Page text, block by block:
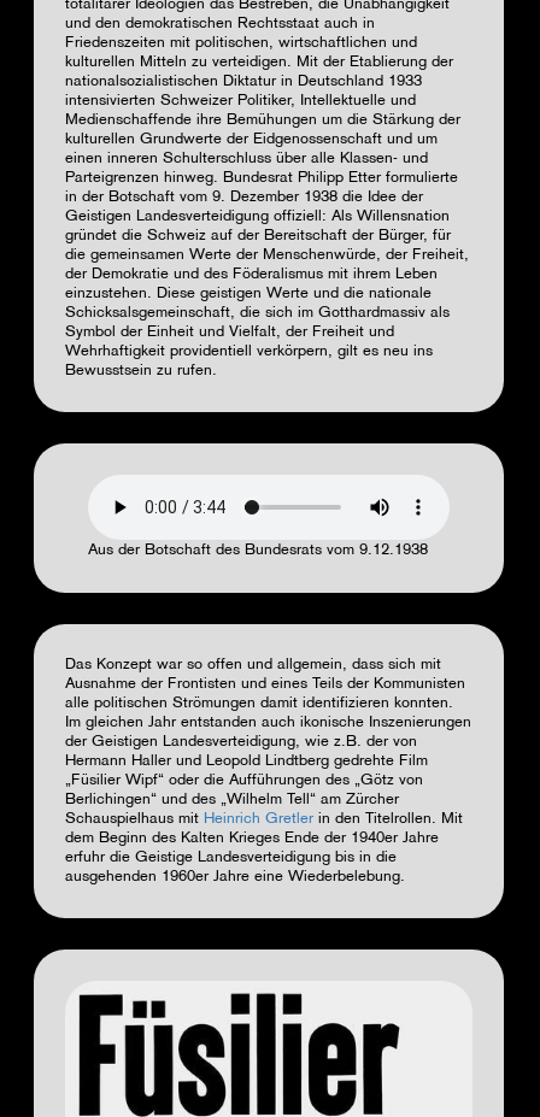
totalitärer Ideologien das Bestreben, die Unabhängigkeit
und den demokratischen Rechtsstaat auch in
Friedenszeiten mit politischen, wirtschaftlichen und
kulturellen Mitteln zu verteidigen. Mit der Etablierung der
nationalsozialistischen Diktatur in Deutschland 1933
intensivierten Schweizer Politiker, Intellektuelle und
Medienschaffende ihre Bemühungen um die Stärkung der
kulturellen Grundwerte der Eidgenossenschaft und um
einen inneren Schulterschluss über alle Klassen- und
Parteigrenzen hinweg. Bundesrat Philipp Etter formulierte
in der Botschaft vom 9. Dezember 1938 die Idee der
Geistigen Landesverteidigung offiziell: Als Willensnation
gründet die Schweiz auf der Bereitschaft der Bürger, für
die gemeinsamen Werte der Menschenwürde, der Freiheit,
der Demokratie und des Föderalismus mit ihrem Leben
einzustehen. Diese geistigen Werte und die nationale
Schicksalsgemeinschaft, die sich im Gotthardmassiv als
Symbol der Einheit und Vielfalt, der Freiheit und
Wehrhaftigkeit providentiell verkörpern, gilt es neu ins
Bewusstsein zu rufen.
Aus der Botschaft des Bundesrats vom 9.12.1938
Das Konzept war so offen und allgemein, dass sich mit
Ausnahme der Frontisten und eines Teils der Kommunisten
alle politischen Strömungen damit identifizieren konnten.
Im gleichen Jahr entstanden auch ikonische Inszenierungen
der Geistigen Landesverteidigung, wie z.B. der von
Hermann Haller und Leopold Lindtberg gedrehte Film
„Füsilier Wipf“ oder die Aufführungen des „Götz von
Berlichingen“ und des „Wilhelm Tell“ am Zürcher
Schauspielhaus mit Heinrich Gretler in den Titelrollen. Mit
dem Beginn des Kalten Krieges Ende der 1940er Jahre
erfuhr die Geistige Landesverteidigung bis in die
ausgehenden 1960er Jahre eine Wiederbelebung.